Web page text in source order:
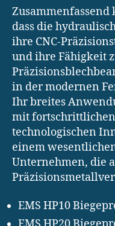
dass die
ihre CNC-
und ihre Fähigkeit
in der modernen
Ihr breites
mit
technologischen
einem
Unternehmen, die
EMS HP10